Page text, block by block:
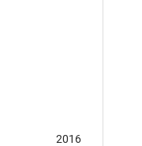
2016